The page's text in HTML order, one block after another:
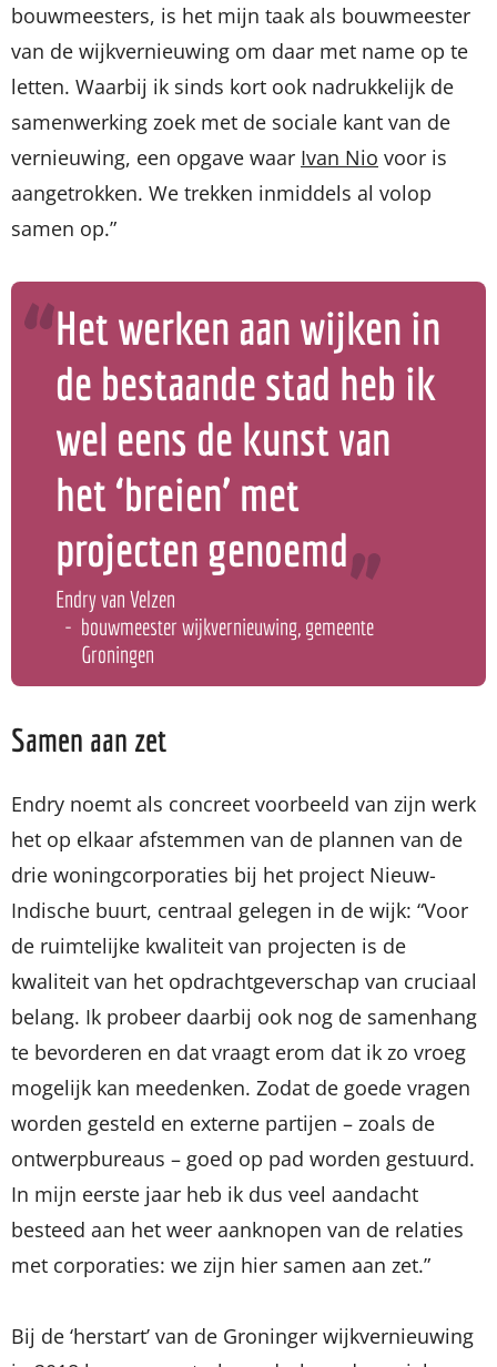
bouwmeesters, is het mijn taak als bouwmeester
van de wijkvernieuwing om daar met name op te
letten. Waarbij ik sinds kort ook nadrukkelijk de
samenwerking zoek met de sociale kant van de
vernieuwing, een opgave waar Ivan Nio voor is
aangetrokken. We trekken inmiddels al volop
samen op.”
Het werken aan wijken in
de bestaande stad heb ik
wel eens de kunst van
het ‘breien’ met
projecten genoemd
Endry van Velzen
bouwmeester wijkvernieuwing, gemeente
Groningen
Samen aan zet
Endry noemt als concreet voorbeeld van zijn werk
het op elkaar afstemmen van de plannen van de
drie woningcorporaties bij het project Nieuw-
Indische buurt, centraal gelegen in de wijk: “Voor
de ruimtelijke kwaliteit van projecten is de
kwaliteit van het opdrachtgeverschap van cruciaal
belang. Ik probeer daarbij ook nog de samenhang
te bevorderen en dat vraagt erom dat ik zo vroeg
mogelijk kan meedenken. Zodat de goede vragen
worden gesteld en externe partijen – zoals de
ontwerpbureaus – goed op pad worden gestuurd.
In mijn eerste jaar heb ik dus veel aandacht
besteed aan het weer aanknopen van de relaties
met corporaties: we zijn hier samen aan zet.”
Bij de ‘herstart’ van de Groninger wijkvernieuwing